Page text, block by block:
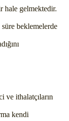
hale gelmektedir.
beklemelerde
ve ithalatçıların
kendi